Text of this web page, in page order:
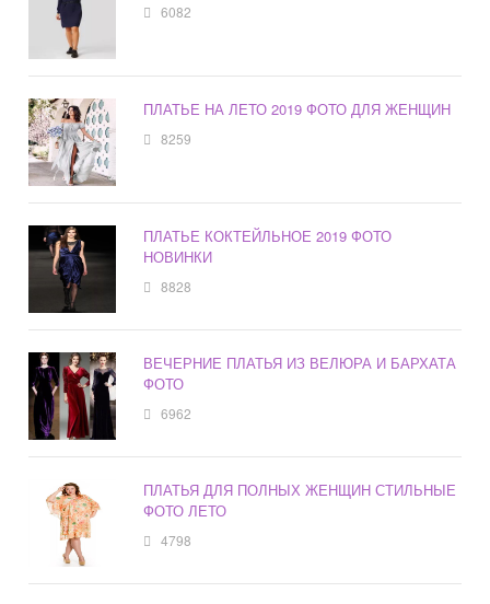
6082
ПЛАТЬЕ НА ЛЕТО 2019 ФОТО ДЛЯ ЖЕНЩИН
8259
ПЛАТЬЕ КОКТЕЙЛЬНОЕ 2019 ФОТО
НОВИНКИ
8828
ВЕЧЕРНИЕ ПЛАТЬЯ ИЗ ВЕЛЮРА И БАРХАТА
ФОТО
6962
ПЛАТЬЯ ДЛЯ ПОЛНЫХ ЖЕНЩИН СТИЛЬНЫЕ
ФОТО ЛЕТО
4798